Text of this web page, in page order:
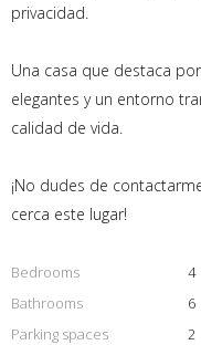
privacidad.
Una casa que destaca
elegantes y un entorno
calidad de vida.
¡No dudes de
cerca este lugar!
Bedrooms
4
Bathrooms
6
Parking spaces
2